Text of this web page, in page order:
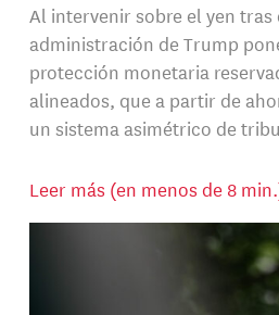
Al intervenir sobre el yen
administración de Trump
protección monetaria
alineados, que a partir de
un sistema asimétrico de
Leer más (en menos de 8